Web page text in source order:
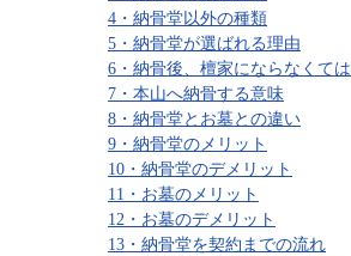
4・納骨堂以外の種類
5・納骨堂が選ばれる理由
6・納骨後、檀家にならなくて
7・本山へ納骨する意味
8・納骨堂とお墓との違い
9・納骨堂のメリット
10・納骨堂のデメリット
11・お墓のメリット
12・お墓のデメリット
13・納骨堂を契約までの流れ